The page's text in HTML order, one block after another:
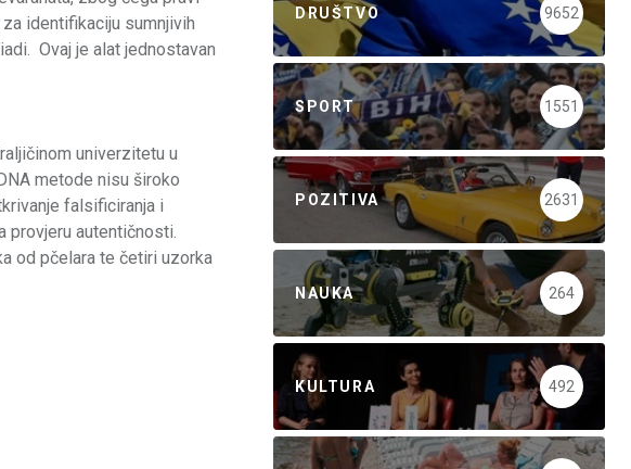
identifikaciju sumnjivih
Ovaj je alat jednostavan
univerzitetu u
metode nisu široko
falsificiranja i
provjeru autentičnosti.
od pčelara te četiri uzorka
DRUŠTVO 9652
SPORT 1551
POZITIVA 2631
NAUKA 264
KULTURA 492